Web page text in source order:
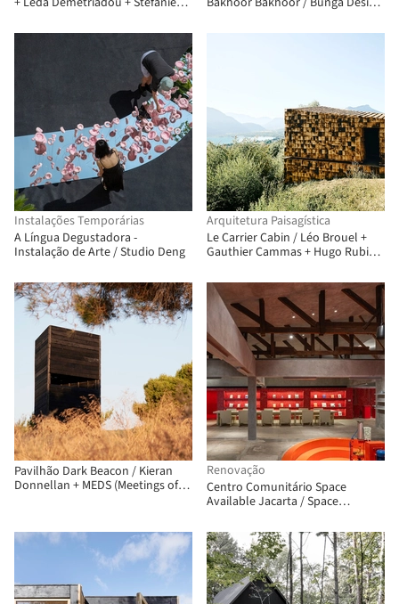
Students)
Instalações Temporárias
A Língua Degustadora -
Instalação de Arte / Studio Deng
Arquitetura Paisagística
Le Carrier Cabin / Léo Brouel +
Gauthier Cammas + Hugo Rubio +
Pavilhão Dark Beacon / Kieran
Donnellan + MEDS (Meetings of
Renovação
Centro Comunitário Space
Available Jacarta / Space